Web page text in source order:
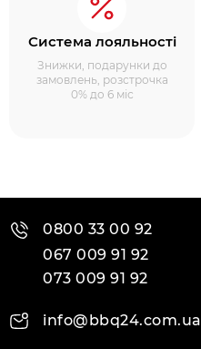
Система лояльності
Знижки, подарунки до
замовлень, розстрочка
0% до 6 міс
0800 33 00 92
067 009 91 92
073 009 91 92
info@bbq24.com.ua